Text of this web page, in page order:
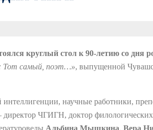
круглый стол к 90-летию со
Тот самый, поэт…», выпущенной
научные работники,
ЧГИГН, доктор
Альбина Мышкина, Вера